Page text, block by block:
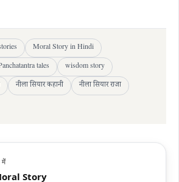
Moral Story in Hindi
tales
wisdom story
नीला सियार कहानी
नीला सियार राजा
में
Story